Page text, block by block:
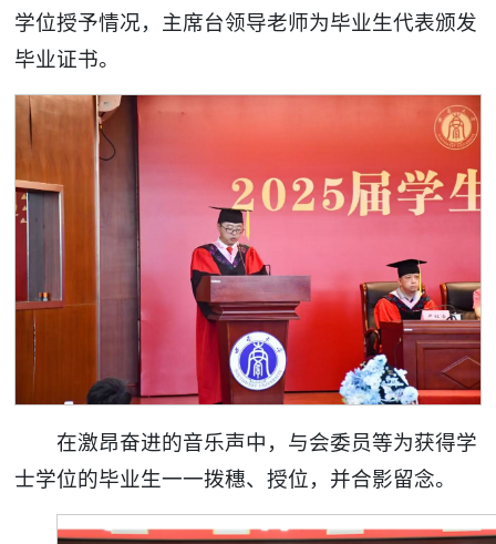
学位授予情况，主席台领导老师为毕业生代表颁发
毕业证书。
在激昂奋进的音乐声中，与会委员等为获得学
士学位的毕业生一一拨穗、授位，并合影留念。